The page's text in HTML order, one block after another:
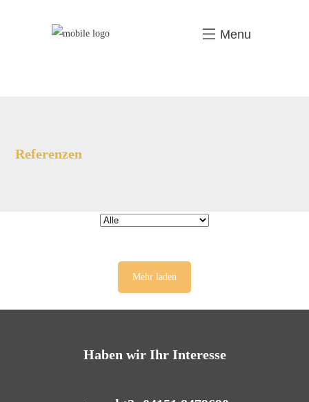
Menu
Referenzen
Mehr laden
Haben wir Ihr Interesse